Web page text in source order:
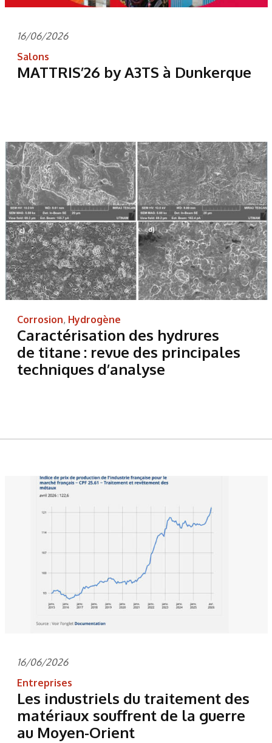
16/06/2026
Salons
MATTRIS’26 by A3TS à Dunkerque
Corrosion, Hydrogène
Caractérisation des hydrures
de titane : revue des principales
techniques d’analyse
16/06/2026
Entreprises
Les industriels du traitement des
matériaux souffrent de la guerre
au Moyen-Orient